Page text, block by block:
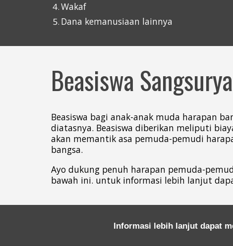
Wakaf
Dana kemanusiaan lainnya
Beasiswa Sangsurya
Beasiswa bagi anak-anak muda harapan
diatasnya. Beasiswa diberikan meliputi
akan memantik asa pemuda-pemudi
bangsa.
Ayo dukung penuh harapan pemuda-
bawah ini. untuk informasi lebih lanjut
Informasi lebih lanjut dapat